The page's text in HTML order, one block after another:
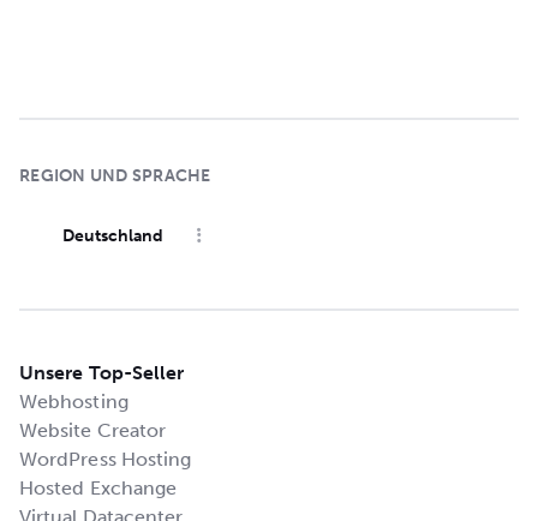
REGION UND SPRACHE
Deutschland
Unsere Top-Seller
Webhosting
Website Creator
WordPress Hosting
Hosted Exchange